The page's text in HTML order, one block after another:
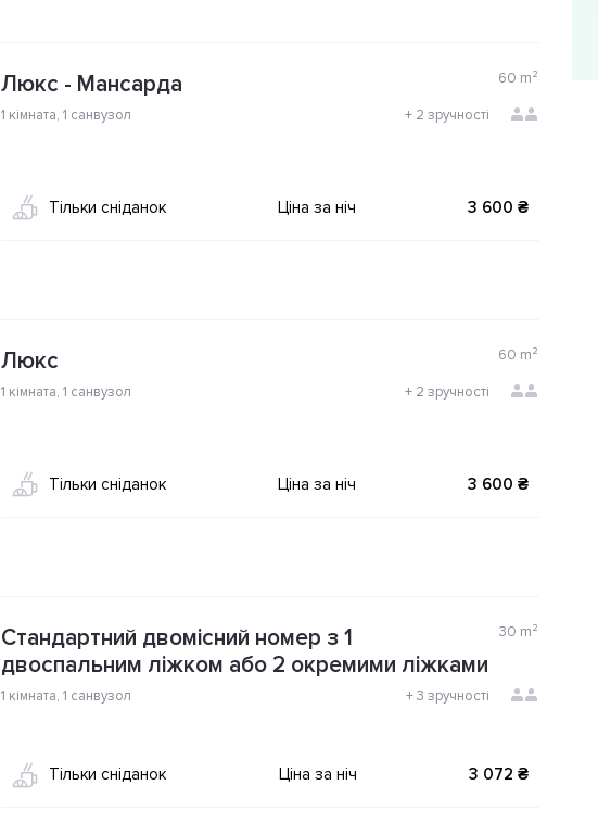
Люкс - Мансарда 60 m²
1 кімната, 1 санвузол + 2 зручності
Тільки сніданок Ціна за ніч 3 600 ₴
Люкс 60 m²
1 кімната, 1 санвузол + 2 зручності
Тільки сніданок Ціна за ніч 3 600 ₴
Стандартний двомісний номер з 1
двоспальним ліжком або 2 окремими ліжками
30 m²
1 кімната, 1 санвузол +3 зручності
Тільки сніданок Ціна за ніч 3 072 ₴